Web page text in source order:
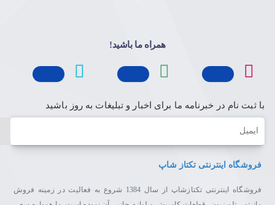
همراه ما باشید!
با ثبت نام در خبرنامه ما برای اخبار و تبلیغات به روز باشید
ایمیل
فروشگاه اینترنتی تکتاز شاپ
فروشگاه اینترنتی تکتازشاپ از سال 1384 شروع به فعالیت در زمینه فروش